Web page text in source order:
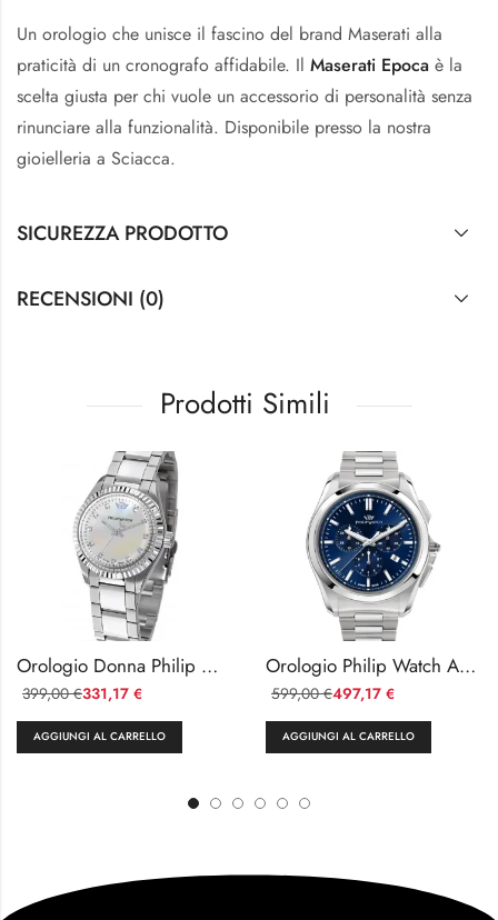
Un orologio che unisce il fascino del brand Maserati alla
praticità di un cronografo affidabile. Il Maserati Epoca è la
scelta giusta per chi vuole un accessorio di personalità senza
rinunciare alla funzionalità. Disponibile presso la nostra
gioielleria a Sciacca.
SICUREZZA PRODOTTO
RECENSIONI (0)
Prodotti Simili
Orologio Donna Philip Watch Caribe Quadrante Madreperla
331,17 €
399,00€
AGGIUNGI AL CARRELLO
Orologio Philip Watch Amalfi Cronografo Acciaio 43mm
497,17 €
599,00€
AGGIUNGI AL CARRELLO